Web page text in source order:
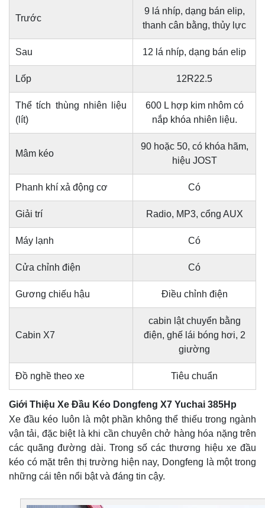
Trước
9 lá nhíp, dạng bán elip,
thanh cân bằng, thủy lực
Sau 12 lá nhíp, dạng bán elip
Lốp 12R22.5
Thể tích thùng nhiên liệu
(lít)
600 L hợp kim nhôm có
nắp khóa nhiên liệu.
Mâm kéo
90 hoặc 50, có khóa hãm,
hiệu JOST
Phanh khí xả động cơ Có
Giải trí Radio, MP3, cổng AUX
Máy lạnh Có
Cửa chỉnh điện Có
Gương chiếu hậu Điều chỉnh điện
Cabin X7
cabin lật chuyển bằng
điện, ghế lái bóng hơi, 2
giường
Đồ nghề theo xe Tiêu chuẩn
Giới Thiệu Xe Đầu Kéo Dongfeng X7 Yuchai 385Hp
Xe đầu kéo luôn là một phần không thể thiếu trong ngành
vận tải, đặc biệt là khi cần chuyên chở hàng hóa nặng trên
các quãng đường dài. Trong số các thương hiệu xe đầu
kéo có mặt trên thị trường hiện nay, Dongfeng là một trong
những cái tên nổi bật và đáng tin cậy.